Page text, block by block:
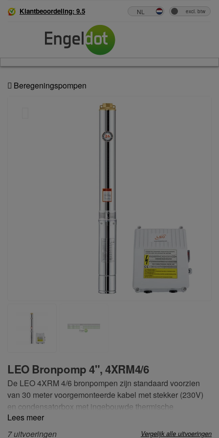
Klantbeoordeling: 9.5
Beregeningspompen
LEO Bronpomp 4", 4XRM4/6
De LEO 4XRM 4/6 bronpompen zijn standaard voorzien
van 30 meter voorgemonteerde kabel met stekker (230V)
en condensatorbox met ingebouwde thermische
beveiliging voor eenvoudige installatie. Deze 4"
bronpompen worden geïnstalleerd in bronnen van
Lees meer
7 uitvoeringen
Vergelijk alle uitvoeringen